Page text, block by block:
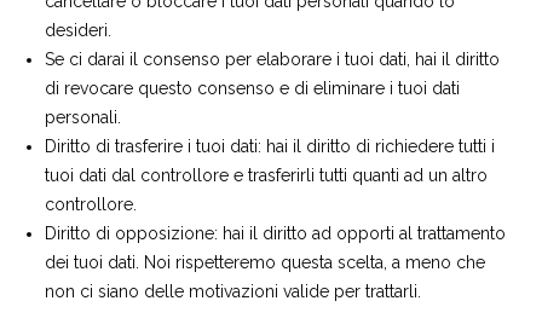
desideri.
Se ci darai il consenso per elaborare i tuoi dati, hai il diritto
di revocare questo consenso e di eliminare i tuoi dati
personali.
Diritto di trasferire i tuoi dati: hai il diritto di richiedere tutti i
tuoi dati dal controllore e trasferirli tutti quanti ad un altro
controllore.
Diritto di opposizione: hai il diritto ad opporti al trattamento
dei tuoi dati. Noi rispetteremo questa scelta, a meno che
non ci siano delle motivazioni valide per trattarli.